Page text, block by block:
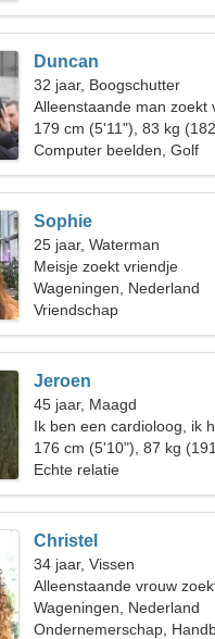
Duncan
32 jaar, Boogschutter
Alleenstaande man zoekt
179 cm (5'11"), 83 kg
Computer beelden, Golf
Sophie
25 jaar, Waterman
Meisje zoekt vriendje
Wageningen, Nederland
Vriendschap
Jeroen
45 jaar, Maagd
Ik ben een cardioloog, ik
aanhankelijke vrouw nodig
176 cm (5'10"), 87 kg
Echte relatie
Christel
34 jaar, Vissen
Alleenstaande vrouw
Wageningen, Nederland
Ondernemerschap,